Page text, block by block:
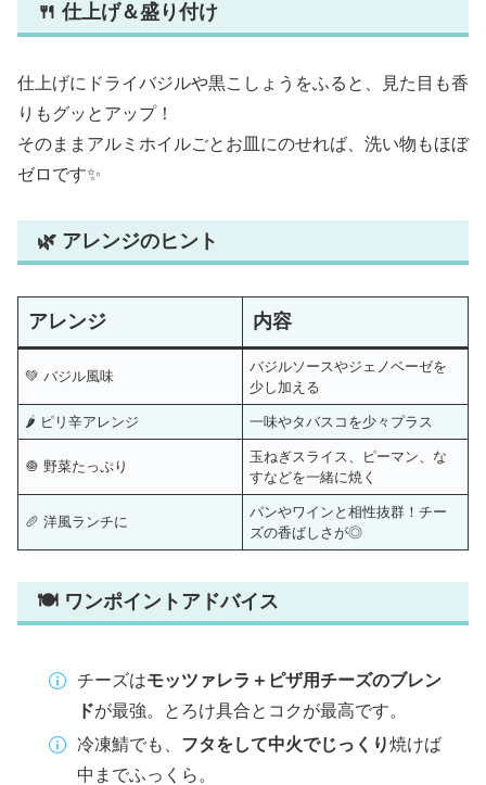
🍴 仕上げ＆盛り付け
仕上げにドライバジルや黒こしょうをふると、見た目も香
りもグッとアップ！
そのままアルミホイルごとお皿にのせれば、洗い物もほぼ
ゼロです✨
🌿 アレンジのヒント
アレンジ 内容
💚 バジル風味
バジルソースやジェノベーゼを
少し加える
🌶 ピリ辛アレンジ 一味やタバスコを少々プラス
🧅 野菜たっぷり
玉ねぎスライス、ピーマン、な
すなどを一緒に焼く
🥖 洋風ランチに
パンやワインと相性抜群！チー
ズの香ばしさが◎
🍽 ワンポイントアドバイス
チーズはモッツァレラ＋ピザ用チーズのブレン
ドが最強。とろけ具合とコクが最高です。
冷凍鯖でも、 フタをして中火でじっくり焼けば
中までふっくら。